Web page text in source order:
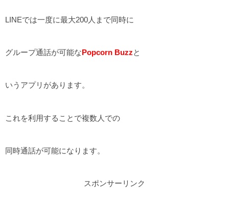
LINEでは一度に最大200人まで同時に
グループ通話が可能なPopcorn Buzzと
いうアプリがあります。
これを利用することで複数人での
同時通話が可能になります。
スポンサーリンク